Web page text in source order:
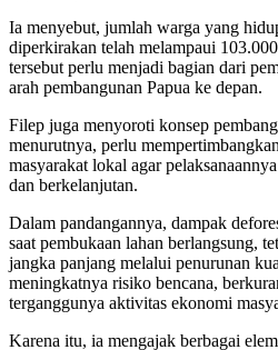
Ia menyebut, jumlah warga yang
diperkirakan telah melampaui
tersebut perlu menjadi bagian dari
arah pembangunan Papua ke depan.
Filep juga menyoroti konsep
menurutnya, perlu
masyarakat lokal agar
dan berkelanjutan.
Dalam pandangannya, dampak
saat pembukaan lahan berlangsung,
jangka panjang melalui penurunan
meningkatnya risiko bencana,
terganggunya aktivitas ekonomi
Karena itu, ia mengajak berbagai